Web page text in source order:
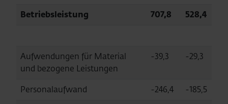
Betriebsleistung
707,8 528,4
Aufwendungen für Material
und bezogene Leistungen
-39,3 -29,3
Personalaufwand -246,4
-185,5